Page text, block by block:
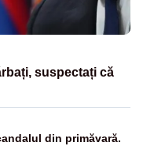
suspectați că
din primăvară.